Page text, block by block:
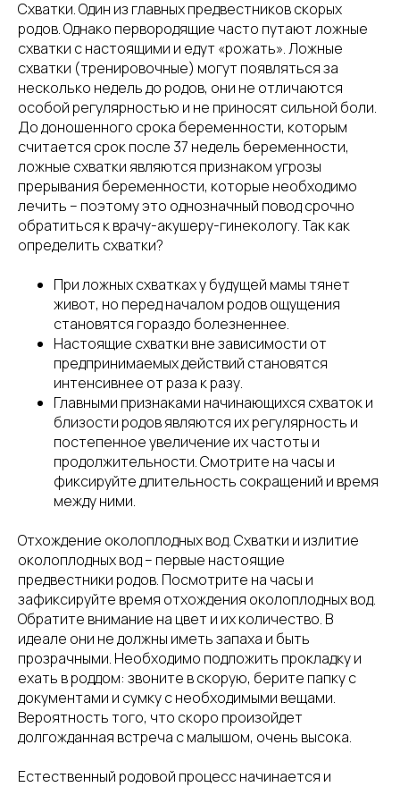
Схватки. Один из главных предвестников скорых
родов. Однако первородящие часто путают ложные
схватки с настоящими и едут «рожать». Ложные
схватки (тренировочные) могут появляться за
несколько недель до родов, они не отличаются
особой регулярностью и не приносят сильной боли.
До доношенного срока беременности, которым
считается срок после 37 недель беременности,
ложные схватки являются признаком угрозы
прерывания беременности, которые необходимо
лечить – поэтому это однозначный повод срочно
обратиться к врачу-акушеру-гинекологу. Так как
определить схватки?
При ложных схватках у будущей мамы тянет
живот, но перед началом родов ощущения
становятся гораздо болезненнее.
Настоящие схватки вне зависимости от
предпринимаемых действий становятся
интенсивнее от раза к разу.
Главными признаками начинающихся схваток и
близости родов являются их регулярность и
постепенное увеличение их частоты и
продолжительности. Смотрите на часы и
фиксируйте длительность сокращений и время
между ними.
Отхождение околоплодных вод. Схватки и излитие
околоплодных вод – первые настоящие
предвестники родов. Посмотрите на часы и
зафиксируйте время отхождения околоплодных вод.
Обратите внимание на цвет и их количество. В
идеале они не должны иметь запаха и быть
прозрачными. Необходимо подложить прокладку и
ехать в роддом: звоните в скорую, берите папку с
документами и сумку с необходимыми вещами.
Вероятность того, что скоро произойдет
долгожданная встреча с малышом, очень высока.
Естественный родовой процесс начинается и